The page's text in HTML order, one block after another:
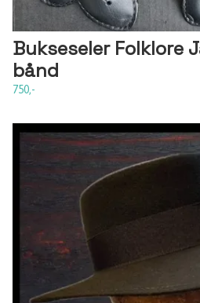
Bukseseler Folklore
bånd
750,-